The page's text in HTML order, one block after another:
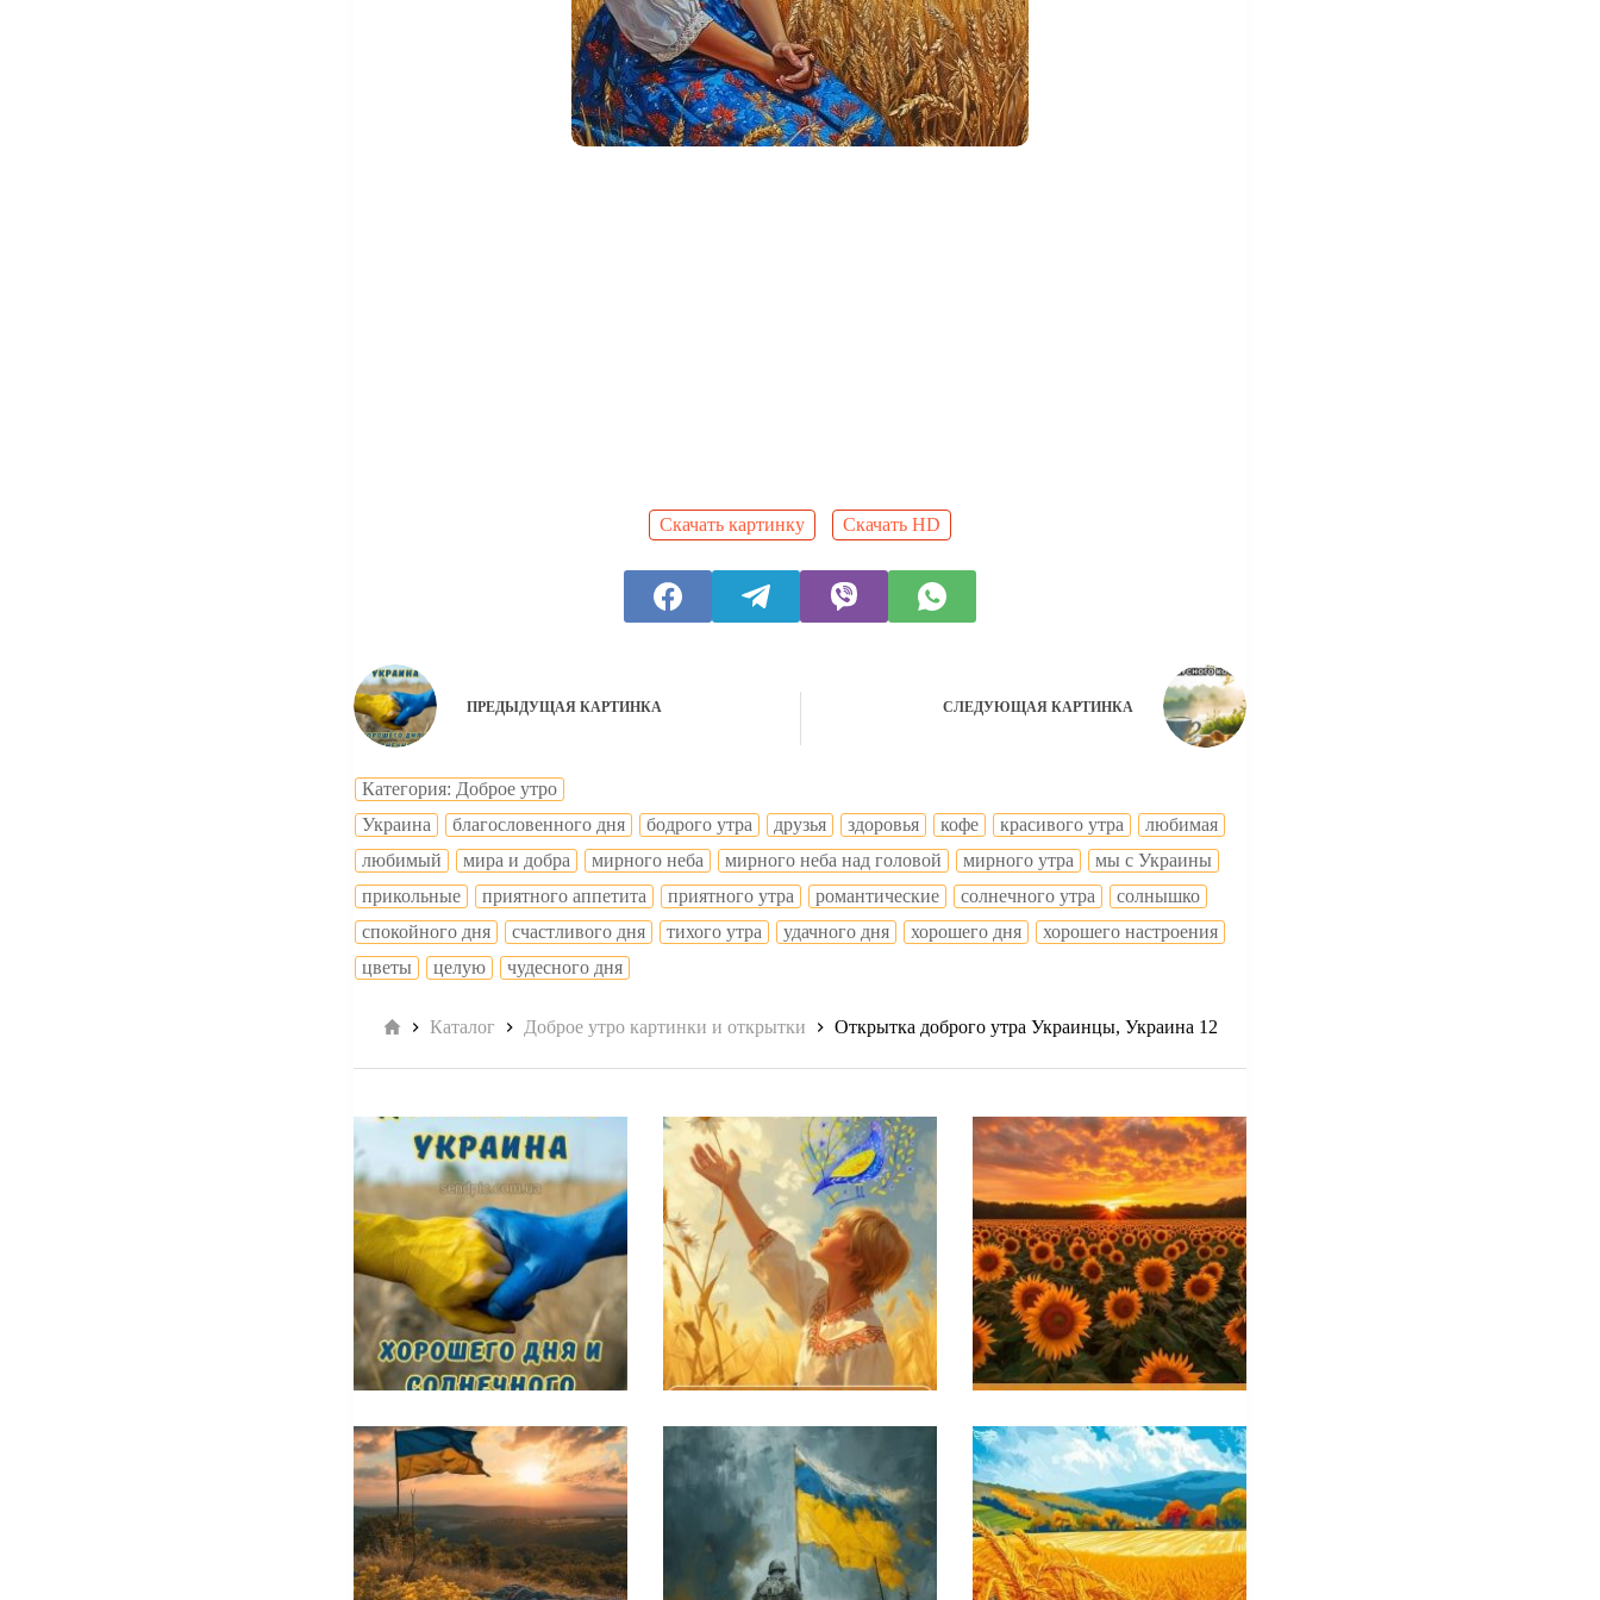
Скачать картинку Скачать HD
ПРЕДЫДУЩАЯ КАРТИНКА СЛЕДУЮЩАЯ КАРТИНКА
Категория: Доброе утро
Украина
благословенного дня бодрого утра друзья здоровья кофе красивого утра
любимая
любимый
мира и добра мирного неба мирного неба над головой мирного утра
мы с Украины
прикольные
приятного аппетита приятного утра романтические солнечного утра
солнышко
спокойного дня
счастливого дня тихого утра удачного дня хорошего дня
хорошего настроения
цветы
целую чудесного дня
ГлавнаяКаталог Доброе утро картинки и открытки Открытка доброго утра Украинцы, Украина 12